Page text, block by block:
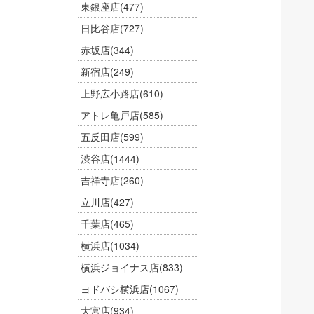
東銀座店(477)
日比谷店(727)
赤坂店(344)
新宿店(249)
上野広小路店(610)
アトレ亀戸店(585)
五反田店(599)
渋谷店(1444)
吉祥寺店(260)
立川店(427)
千葉店(465)
横浜店(1034)
横浜ジョイナス店(833)
ヨドバシ横浜店(1067)
大宮店(934)